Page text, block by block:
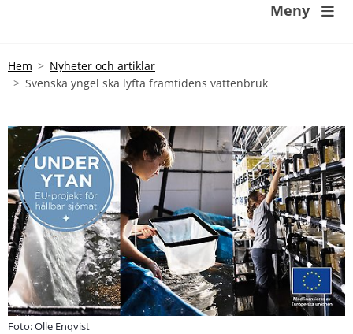
Meny 
Hem
Nyheter och artiklar
Svenska yngel ska lyfta framtidens vattenbruk
Foto: Olle Enqvist